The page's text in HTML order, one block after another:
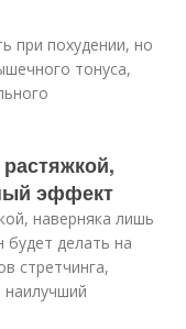
при похудении, но
тонуса,
эффект
наверняка лишь
будет делать на
стретчинга,